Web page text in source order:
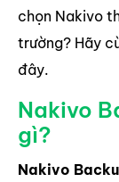
chọn Nakivo
trường? Hãy
đây.
Nakivo
gì?
Nakivo